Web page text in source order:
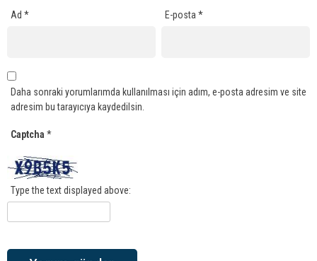
Ad * E-posta*
Daha sonraki yorumlarımda kullanılması için adım, e-posta adresim ve site
adresim bu tarayıcıya kaydedilsin.
Captcha *
Type the text displayed above: